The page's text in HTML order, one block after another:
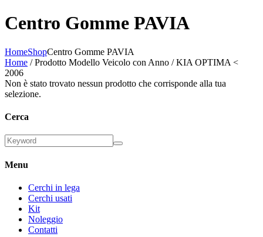
Centro Gomme PAVIA
HomeShopCentro Gomme PAVIA
Home / Prodotto Modello Veicolo con Anno / KIA OPTIMA <
2006
Non è stato trovato nessun prodotto che corrisponde alla tua
selezione.
Cerca
Menu
Cerchi in lega
Cerchi usati
Kit
Noleggio
Contatti